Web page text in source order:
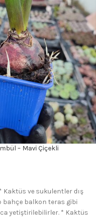
– Mavi Çiçekli
* Kaktüs ve sukulentler dış
bahçe balkon teras gibi
yetiştirilebilirler. * Kaktüs